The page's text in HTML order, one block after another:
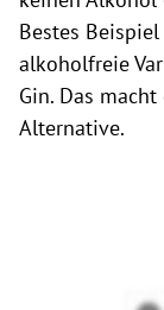
Bestes
alkoholfreie
Gin. Das
Alternative.